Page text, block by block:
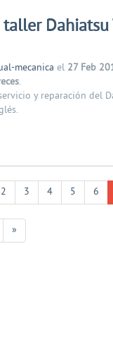
Dahiatsu
mecanica el 27 Feb
.
y reparación del
2 3 4 5 6
»